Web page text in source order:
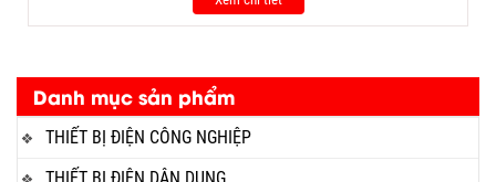
Danh mục sản phẩm
THIẾT BỊ ĐIỆN CÔNG NGHIỆP
THIẾT BỊ ĐIỆN DÂN DỤNG